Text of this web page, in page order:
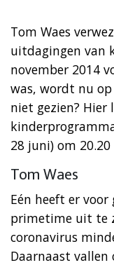
Tom Waes
uitdagingen van
november 2014
was, wordt nu
niet gezien? Hier
28 juni) om
Tom Waes
Eén heeft er
primetime uit te
coronavirus
Daarnaast vallen